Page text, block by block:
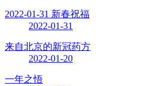
2022-01-31 新春祝福
2022-01-31
来自北京的新冠药方
2022-01-20
一年之悟